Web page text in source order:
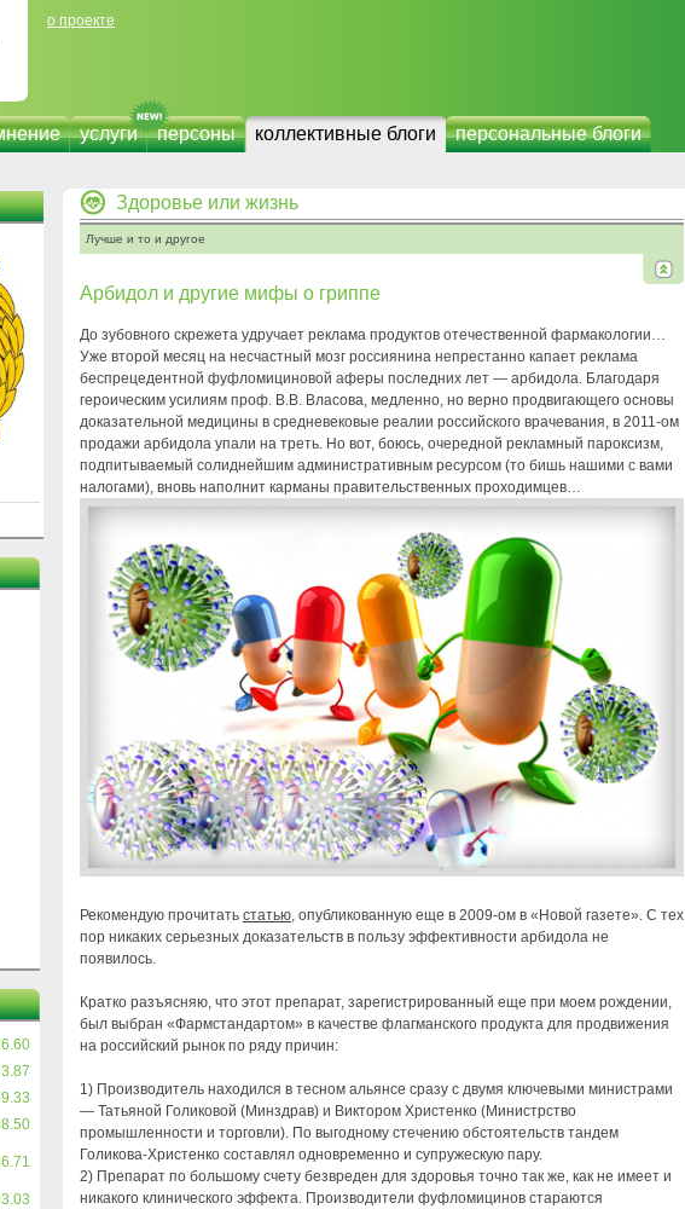
о проекте
услуги персоны коллективные блоги персональные блоги
Здоровье или жизнь
Лучше и то и другое
Арбидол и другие мифы о гриппе
До зубовного скрежета удручает реклама продуктов отечественной фармакологии…
Уже второй месяц на несчастный мозг россиянина непрестанно капает реклама
беспрецедентной фуфломициновой аферы последних лет — арбидола. Благодаря
героическим усилиям проф. В.В. Власова, медленно, но верно продвигающего основы
доказательной медицины в средневековые реалии российского врачевания, в 2011-ом
продажи арбидола упали на треть. Но вот, боюсь, очередной рекламный пароксизм,
подпитываемый солиднейшим административным ресурсом (то бишь нашими с вами
налогами), вновь наполнит карманы правительственных проходимцев…
Рекомендую прочитать статью, опубликованную еще в 2009-ом в «Новой газете». С тех
пор никаких серьезных доказательств в пользу эффективности арбидола не
появилось.
Кратко разъясняю, что этот препарат, зарегистрированный еще при моем рождении,
был выбран «Фармстандартом» в качестве флагманского продукта для продвижения
на российский рынок по ряду причин:
1) Производитель находился в тесном альянсе сразу с двумя ключевыми министрами
— Татьяной Голиковой (Минздрав) и Виктором Христенко (Министрство
промышленности и торговли). По выгодному стечению обстоятельств тандем
Голикова-Христенко составлял одновременно и супружескую пару.
2) Препарат по большому счету безвреден для здоровья точно так же, как не имеет и
никакого клинического эффекта. Производители фуфломицинов стараются